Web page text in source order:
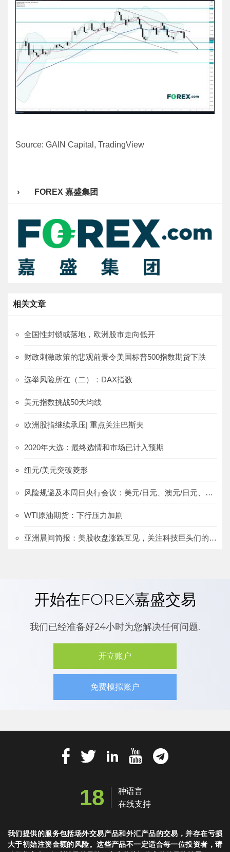
Source: GAIN Capital, TradingView
› FOREX 嘉盛集团
相关文章
全国性封锁或落地，欧洲股市走向低开
财政刺激政策的悲观前景令美国标普500指数期货下跌
选举风险所在（二）：DAX指数
美元指数挑战50天均线
欧洲股指继续承压| 重点关注巴斯夫
2020年大选：最终选情和市场已计入预期
纽元/美元突破菱形
风险规避及本周日央行会议：美元/日元、澳元/日元、欧元/日元
WTI原油期货：下行压力加剧
亚洲晨间简报：美股收盘涨跌互见，关注科技巨头们的财报
开始在FOREX嘉盛交易
我们已经准备好24小时为您解决任何问题.
开立账户
免费模拟账户
18
种语言
在线支持
我们提供的服务包括场外交易产品和外汇产品的交易，并存在亏损
大于初始注资金额的风险。这些产品不一定适合每一位投资者，请